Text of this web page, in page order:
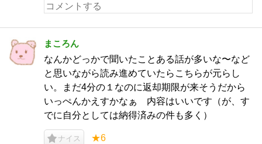
まころん
なんかどっかで聞いたことある話が多いな〜など
と思いながら読み進めていたらこちらが元らし
い。まだ4分の１なのに返却期限が来そうだから
いっぺんかえすかなぁ 内容はいいです（が、す
でに自分としては納得済みの件も多く）
ナイス ★6